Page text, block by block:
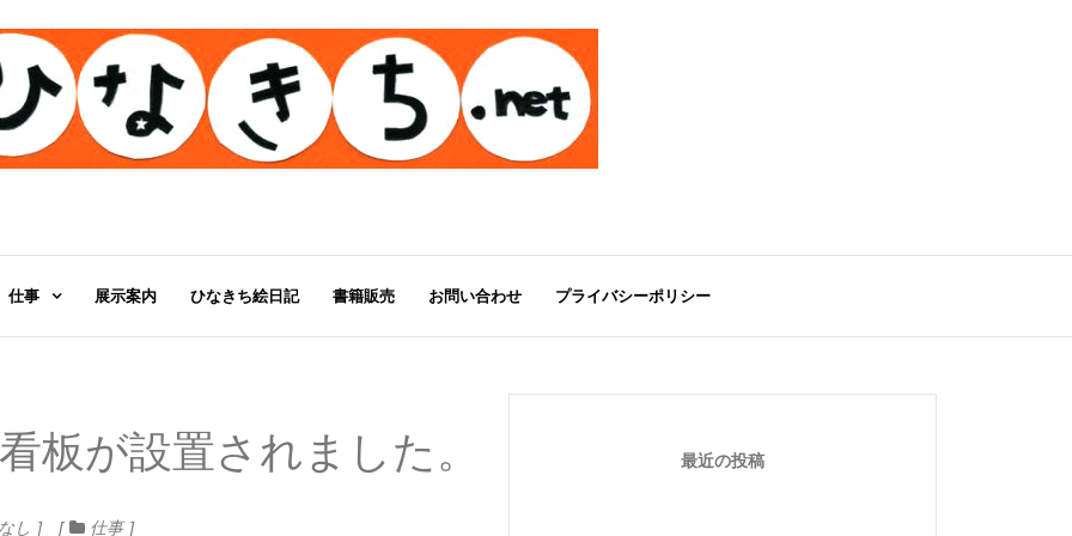
仕事 展示案内 ひなきち絵日記 書籍販売 お問い合わせ プライバシーポリシー
板が設置されました。
し 仕事
最近の投稿